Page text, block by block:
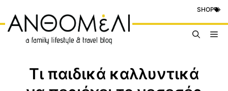
περιεχόμενο
SHOP
Τι παιδικά καλλυντικά